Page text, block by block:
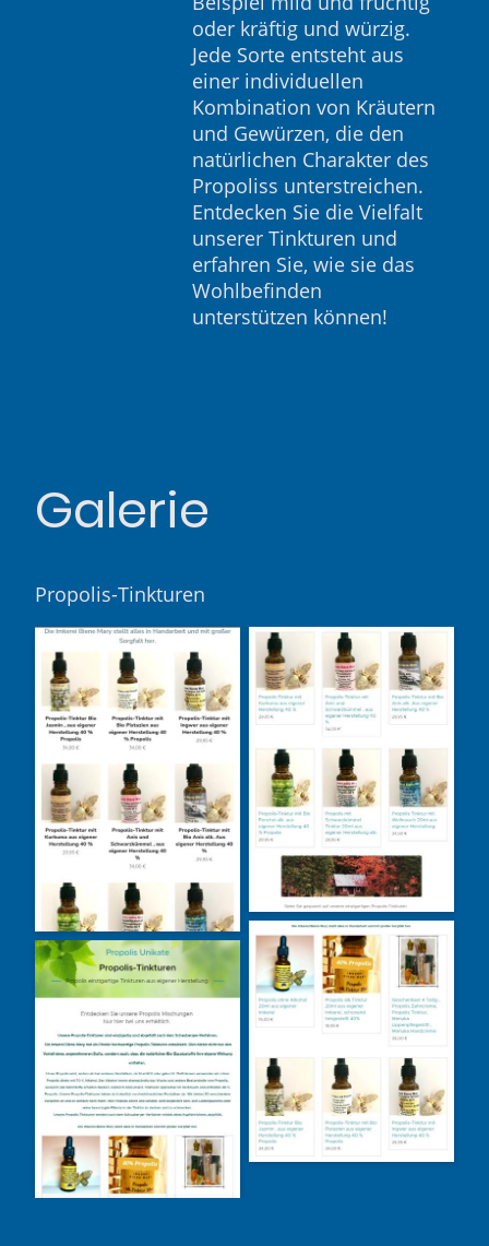
oder kräftig und würzig.
Jede Sorte entsteht aus
einer individuellen
Kombination von Kräutern
und Gewürzen, die den
natürlichen Charakter des
Propoliss unterstreichen.
Entdecken Sie die Vielfalt
unserer Tinkturen und
erfahren Sie, wie sie das
Wohlbefinden
unterstützen können!
Galerie
Propolis-Tinkturen